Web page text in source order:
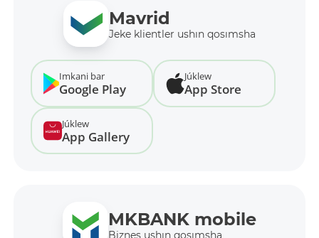
Mavrid
Jeke klientler ushın qosımsha
Imkani bar
Google Play
Júklew
App Store
Júklew
App Gallery
MKBANK mobile
Biznes ushın qosımsha